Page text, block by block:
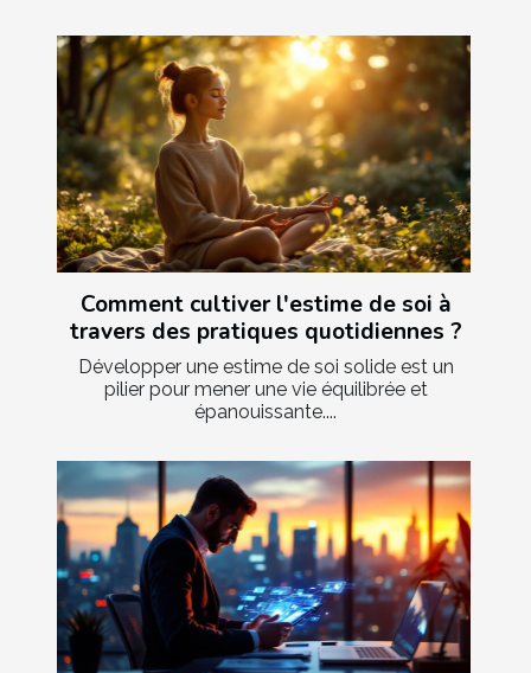
Comment cultiver l'estime de soi à
travers des pratiques quotidiennes ?
Développer une estime de soi solide est un
pilier pour mener une vie équilibrée et
épanouissante....